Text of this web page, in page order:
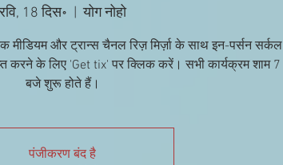
18 दिस॰
  |
योग नोहो
और ट्रान्स चैनल रिज़ मिर्ज़ा के साथ इन-पर्सन सर्कल
करने के लिए 'Get tix' पर क्लिक करें। सभी कार्यक्रम शाम 7
बजे शुरू होते हैं।
पंजीकरण बंद है